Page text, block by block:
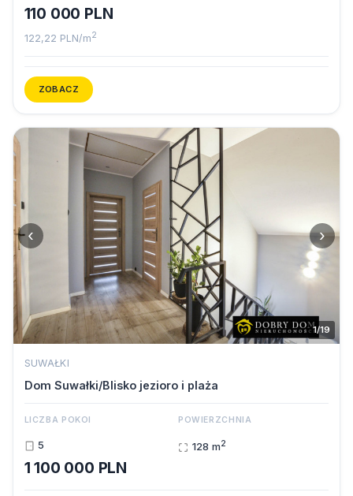
110 000 PLN
122,22 PLN/m2
ZOBACZ
‹ ›
1/19
SUWAŁKI
Dom Suwałki/Blisko jezioro i plaża
LICZBA POKOI
5
POWIERZCHNIA
128 m2
1 100 000 PLN